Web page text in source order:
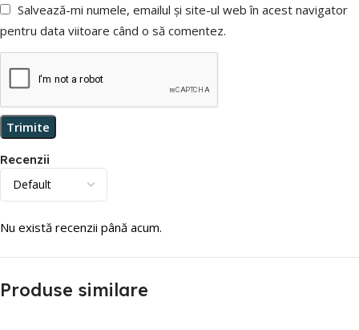
Recenzii
Nu există recenzii până acum.
Salvează-mi numele, emailul și site-ul web în acest navigator
pentru data viitoare când o să comentez.
Produse similare